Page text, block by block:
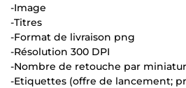
-Image
-Titres
-Format de livraison png
-Résolution 300 DPI
-Nombre de retouche par
-Etiquettes (offre de lancement;